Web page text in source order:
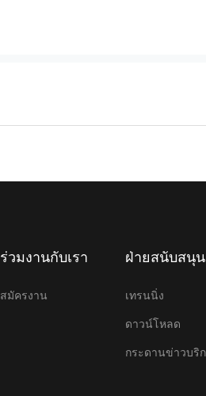
ร่วมงานกับเรา
สมัครงาน
ฝ่ายสนับสนุน
เทรนนิ่ง
ดาวน์โหลด
กระดานข่าวบริ